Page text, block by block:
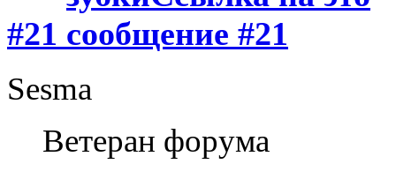
#21
Sesma
Ветеран форума